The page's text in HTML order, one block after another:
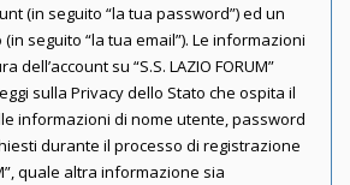
(in seguito “la tua password”) ed un
seguito “la tua email”). Le informazioni
dell’account su “S.S. LAZIO FORUM”
sulla Privacy dello Stato che ospita il
informazioni di nome utente, password
durante il processo di registrazione
quale altra informazione sia